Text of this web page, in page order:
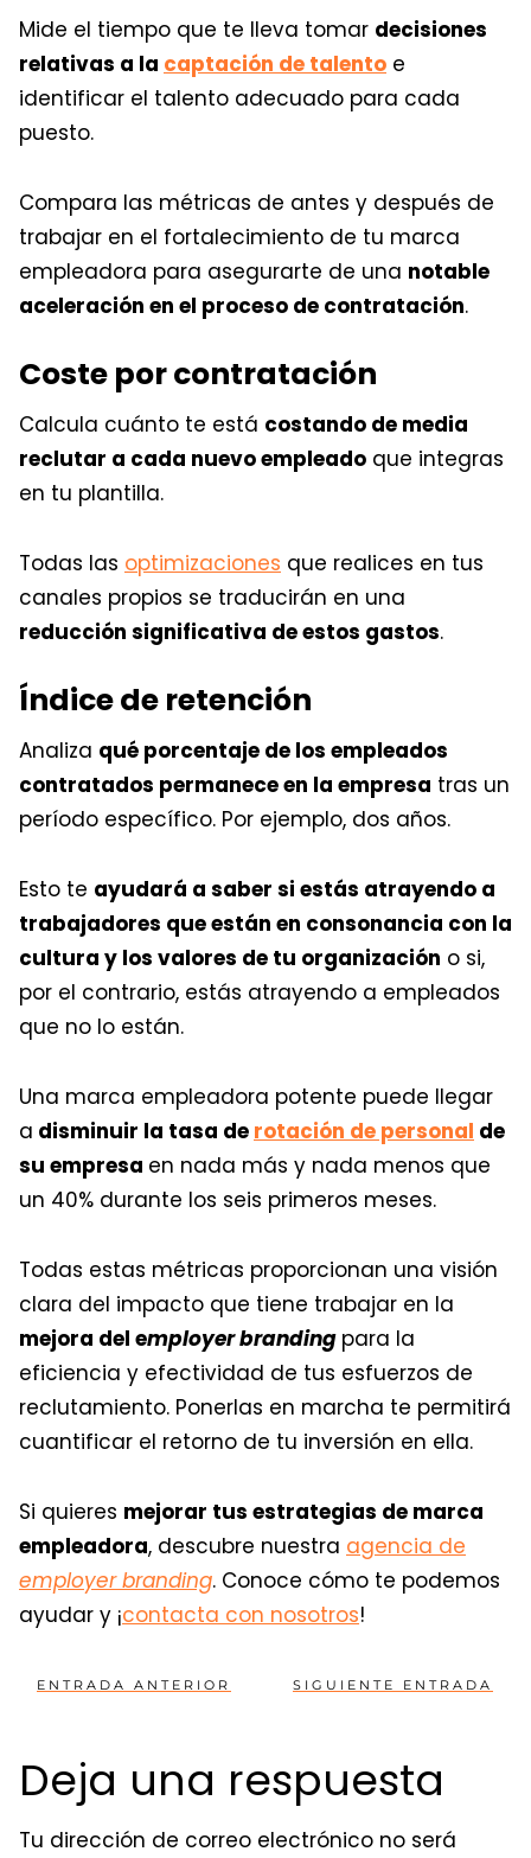
Mide el tiempo que te lleva tomar decisiones
relativas a la captación de talento e
identificar el talento adecuado para cada
puesto.
Compara las métricas de antes y después de
trabajar en el fortalecimiento de tu marca
empleadora para asegurarte de una notable
aceleración en el proceso de contratación.
Coste por contratación
Calcula cuánto te está costando de media
reclutar a cada nuevo empleado que integras
en tu plantilla.
Todas las optimizaciones que realices en tus
canales propios se traducirán en una
reducción significativa de estos gastos.
Índice de retención
Analiza qué porcentaje de los empleados
contratados permanece en la empresa tras un
período específico. Por ejemplo, dos años.
Esto te ayudará a saber si estás atrayendo a
trabajadores que están en consonancia con la
cultura y los valores de tu organización o si,
por el contrario, estás atrayendo a empleados
que no lo están.
Una marca empleadora potente puede llegar
a disminuir la tasa de rotación de personal de
su empresa en nada más y nada menos que
un 40% durante los seis primeros meses.
Todas estas métricas proporcionan una visión
clara del impacto que tiene trabajar en la
mejora del employer branding para la
eficiencia y efectividad de tus esfuerzos de
reclutamiento. Ponerlas en marcha te permitirá
cuantificar el retorno de tu inversión en ella.
Si quieres mejorar tus estrategias de marca
empleadora, descubre nuestra agencia de
employer branding. Conoce cómo te podemos
ayudar y ¡contacta con nosotros!
ENTRADA ANTERIOR SIGUIENTE ENTRADA
Deja una respuesta
Tu dirección de correo electrónico no será